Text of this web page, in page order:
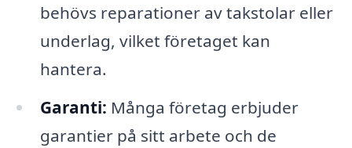
behövs reparationer av takstolar eller
underlag, vilket företaget kan
hantera.
Garanti: Många företag erbjuder
garantier på sitt arbete och de